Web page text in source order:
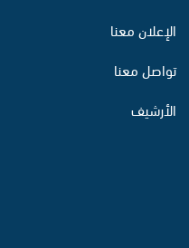
الإعلان معنا
تواصل معنا
الأرشيف